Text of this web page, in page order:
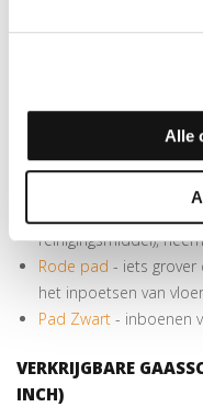
Alle
Beige pad - voor het
Witte pad- uitpoetsen
-
reinigingsmiddel),
Rode pad - iets grover
het inpoetsen van
Pad Zwart - inboenen
VERKRIJGBARE
INCH)